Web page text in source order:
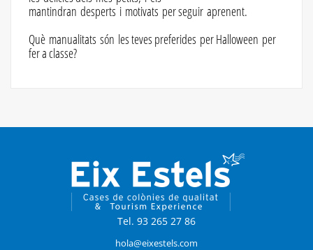
mantindran desperts i motivats per seguir aprenent.
Què manualitats són les teves preferides per Halloween per
fer a classe?
Tel. 93 265 27 86
hola@eixestels.com